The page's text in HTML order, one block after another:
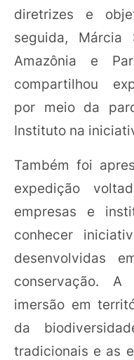
diretrizes e
seguida, Márcia
Amazônia e
compartilhou
por meio da
Instituto na
Também foi
expedição
empresas e
conhecer
desenvolvidas
conservação. A
imersão em
da
tradicionais e as